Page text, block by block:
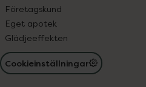
Företagskund
Eget apotek
Glädjeeffekten
Cookieinställningar